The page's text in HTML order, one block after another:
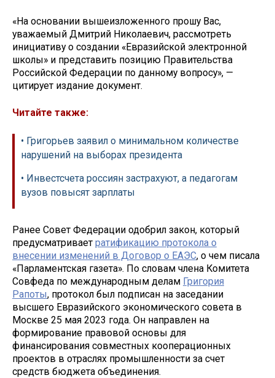
«На основании вышеизложенного прошу Вас,
уважаемый Дмитрий Николаевич, рассмотреть
инициативу о создании «Евразийской электронной
школы» и представить позицию Правительства
Российской Федерации по данному вопросу», —
цитирует издание документ.
Читайте также:
• Григорьев заявил о минимальном количестве
нарушений на выборах президента
• Инвестсчета россиян застрахуют, а педагогам
вузов повысят зарплаты
Ранее Совет Федерации одобрил закон, который
предусматривает ратификацию протокола о
внесении изменений в Договор о ЕАЭС, о чем писала
«Парламентская газета». По словам члена Комитета
Совфеда по международным делам Григория
Рапоты, протокол был подписан на заседании
высшего Евразийского экономического совета в
Москве 25 мая 2023 года. Он направлен на
формирование правовой основы для
финансирования совместных кооперационных
проектов в отраслях промышленности за счет
средств бюджета объединения.